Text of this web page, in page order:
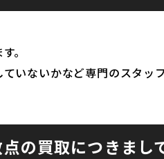
。
いないかなど専門のスタッ
の買取につきまし